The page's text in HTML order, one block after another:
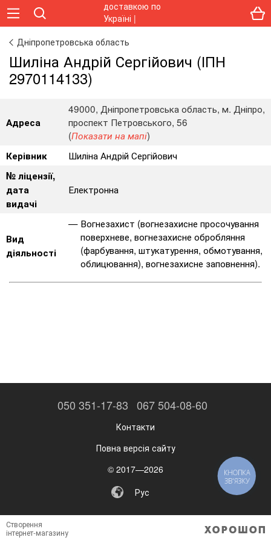
Дніпропетровська область
Шиліна Андрій Сергійович (ІПН
2970114133)
Адреса
49000, Дніпропетровська область, м. Дніпро,
проспект Петровського, 56
(Показати на мапі)
Керівник
Шиліна Андрій Сергійович
№ ліцензії,
дата
видачі
Електронна
Вид
діяльності
Вогнезахист (вогнезахисне просочування
поверхневе, вогнезахисне обробляння
(фарбування, штукатурення, обмотування,
облицювання), вогнезахисне заповнення).
050 351-17-83 067 504-08-60
Контакти
Повна версія сайту
© 2017—2026
Рус
Створення
інтернет-магазину
КНОПКА
ЗВ'ЯЗКУ